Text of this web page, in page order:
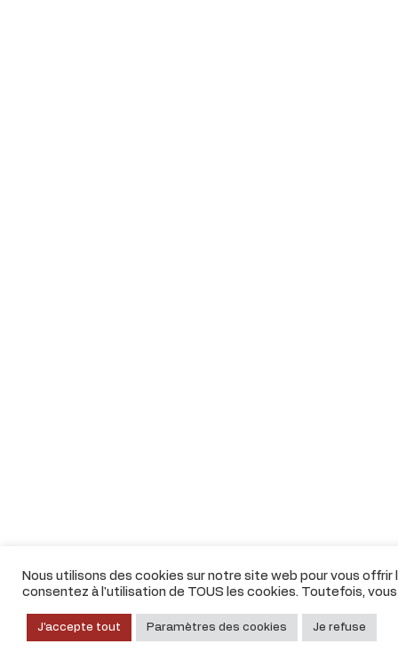
Nous utilisons des cookies sur notre site web pour vous
consentez à l'utilisation de TOUS les cookies. Toutefois,
J'accepte tout Paramètres des cookies Je refuse